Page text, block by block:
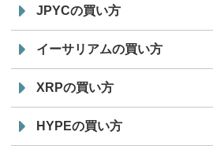
JPYCの買い方
イーサリアムの買い方
XRPの買い方
HYPEの買い方